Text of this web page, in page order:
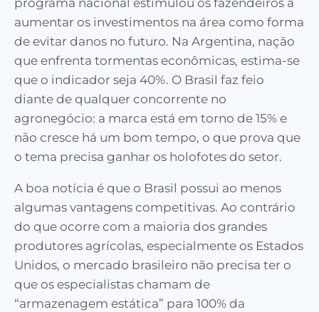
programa nacional estimulou os fazendeiros a
aumentar os investimentos na área como forma
de evitar danos no futuro. Na Argentina, nação
que enfrenta tormentas econômicas, estima-se
que o indicador seja 40%. O Brasil faz feio
diante de qualquer concorrente no
agronegócio: a marca está em torno de 15% e
não cresce há um bom tempo, o que prova que
o tema precisa ganhar os holofotes do setor.
A boa notícia é que o Brasil possui ao menos
algumas vantagens competitivas. Ao contrário
do que ocorre com a maioria dos grandes
produtores agrícolas, especialmente os Estados
Unidos, o mercado brasileiro não precisa ter o
que os especialistas chamam de
“armazenagem estática” para 100% da